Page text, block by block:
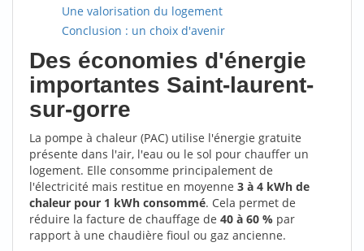
Une valorisation du logement
Conclusion : un choix d'avenir
Des économies d'énergie
importantes Saint-laurent-
sur-gorre
La pompe à chaleur (PAC) utilise l'énergie gratuite
présente dans l'air, l'eau ou le sol pour chauffer un
logement. Elle consomme principalement de
l'électricité mais restitue en moyenne 3 à 4 kWh de
chaleur pour 1 kWh consommé. Cela permet de
réduire la facture de chauffage de 40 à 60 % par
rapport à une chaudière fioul ou gaz ancienne.